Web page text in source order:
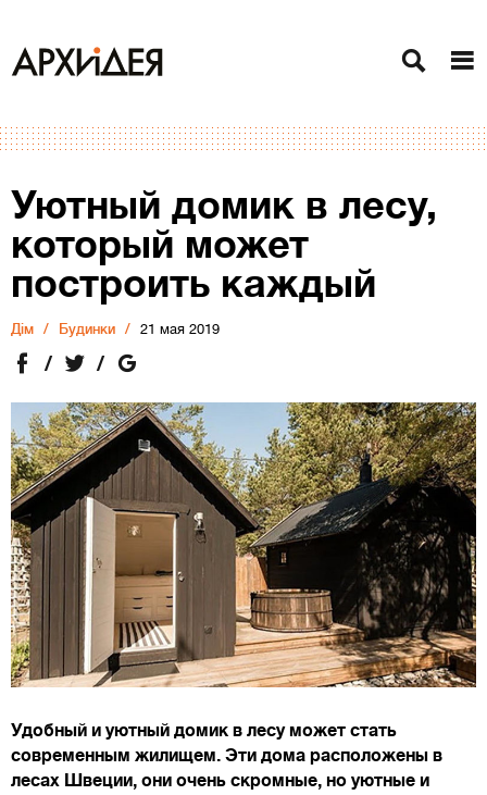
Уютный домик в лесу,
который может
построить каждый
Дiм Будинки 21 мая 2019
Удобный и уютный домик в лесу может стать
современным жилищем. Эти дома расположены в
лесах Швеции, они очень скромные, но уютные и